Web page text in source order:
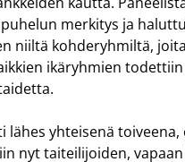
merkitys ja
niiltä kohderyhmiltä,
ikäryhmien
lähes yhteisenä
nyt taiteilijoiden,